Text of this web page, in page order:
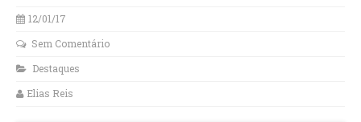
12/01/17
Sem Comentário
Destaques
Elias Reis